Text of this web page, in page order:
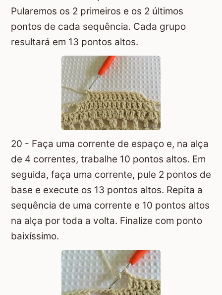
Pularemos os 2 primeiros e os 2 últimos
pontos de cada sequência. Cada grupo
resultará em 13 pontos altos.
20 - Faça uma corrente de espaço e, na alça
de 4 correntes, trabalhe 10 pontos altos. Em
seguida, faça uma corrente, pule 2 pontos de
base e execute os 13 pontos altos. Repita a
sequência de uma corrente e 10 pontos altos
na alça por toda a volta. Finalize com ponto
baixíssimo.